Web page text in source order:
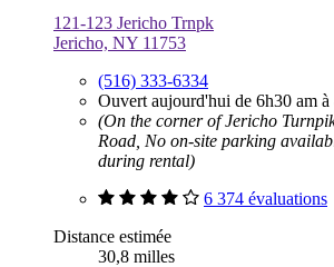
121-123 Jericho Trnpk
Jericho, NY 11753
(516) 333-6334
Ouvert aujourd'hui de 6h30 am à
(On the corner of Jericho
Road, No on-site parking
during rental)
6 374 évaluations
Distance estimée
30,8 milles